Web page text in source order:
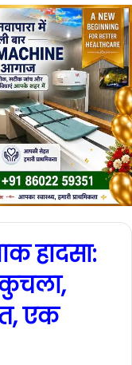
हादसा:
एक